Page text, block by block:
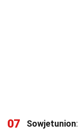
07 Sowjetunion